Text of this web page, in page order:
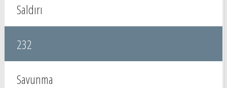
Saldırı
232
Savunma